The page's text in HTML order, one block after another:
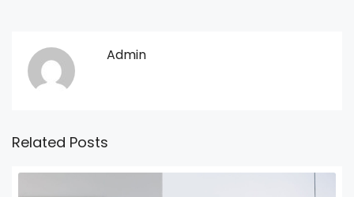
Admin
Related Posts